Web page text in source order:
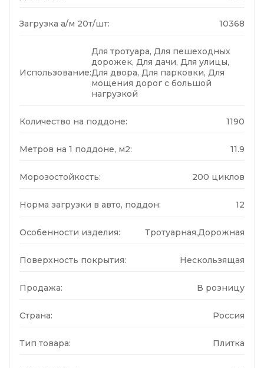
Загрузка а/м 20т/шт: 10368
Использование:
Для тротуара, Для пешеходных
дорожек, Для дачи, Для улицы,
Для двора, Для парковки, Для
мощения дорог с большой
нагрузкой
Количество на поддоне: 1190
Метров на 1 поддоне, м2: 11.9
Морозостойкость: 200 циклов
Норма загрузки в авто, поддон: 12
Особенности изделия: Тротуарная,Дорожная
Поверхность покрытия: Нескользящая
Продажа: В розницу
Страна: Россия
Тип товара: Плитка